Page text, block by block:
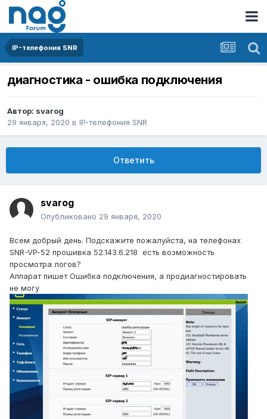
IP-телефония SNR
диагностика - ошибка подключения
Автор: svarog
29 января, 2020 в IP-телефония SNR
Ответить
svarog
Опубликовано 29 января, 2020
Всем добрый день. Подскажите пожалуйста, на телефонах
SNR-VP-52 прошивка 52.143.6.218 есть возможность
просмотра логов?
Аппарат пишет Ошибка подключения, а продиагностировать
не могу